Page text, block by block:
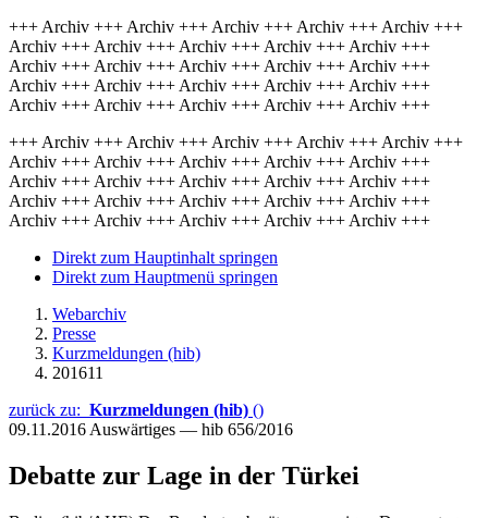
+++ Archiv +++ Archiv +++ Archiv +++ Archiv +++ Archiv +++
Archiv +++ Archiv +++ Archiv +++ Archiv +++ Archiv +++
Archiv +++ Archiv +++ Archiv +++ Archiv +++ Archiv +++
Archiv +++ Archiv +++ Archiv +++ Archiv +++ Archiv +++
Archiv +++ Archiv +++ Archiv +++ Archiv +++ Archiv +++
+++ Archiv +++ Archiv +++ Archiv +++ Archiv +++ Archiv +++
Archiv +++ Archiv +++ Archiv +++ Archiv +++ Archiv +++
Archiv +++ Archiv +++ Archiv +++ Archiv +++ Archiv +++
Archiv +++ Archiv +++ Archiv +++ Archiv +++ Archiv +++
Archiv +++ Archiv +++ Archiv +++ Archiv +++ Archiv +++
Direkt zum Hauptinhalt springen
Direkt zum Hauptmenü springen
Webarchiv
Presse
Kurzmeldungen (hib)
201611
zurück zu: Kurzmeldungen (hib) ()
09.11.2016 Auswärtiges — hib 656/2016
Debatte zur Lage in der Türkei